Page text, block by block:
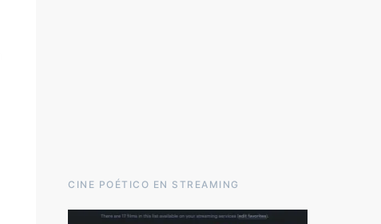
CINE POÉTICO EN STREAMING